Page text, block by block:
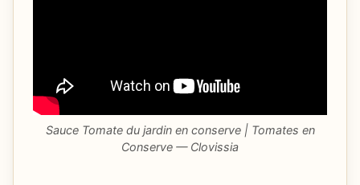
Sauce Tomate du jardin en conserve | Tomates en
Conserve — Clovissia